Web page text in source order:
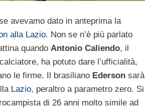
avevamo dato in anteprima la
alla Lazio. Non se n’è più parlato
quando Antonio Caliendo, il
ha potuto dare l’ufficialità,
le firme. Il brasiliano Ederson sarà
Lazio, peraltro a parametro zero. Si
di 26 anni molto simile ad